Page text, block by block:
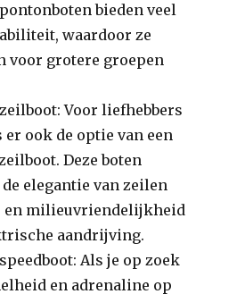
bieden veel
waardoor ze
voor grotere groepen
Voor liefhebbers
er ook de optie van een
Deze boten
elegantie van zeilen
en milieuvriendelijkheid
aandrijving.
Als je op zoek
en adrenaline op